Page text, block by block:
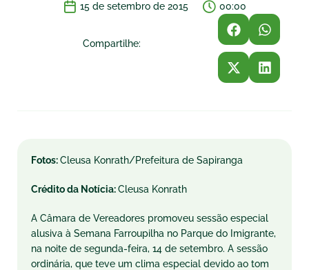
15 de setembro de 2015
00:00
Compartilhe:
Fotos:Cleusa Konrath/Prefeitura de Sapiranga
Crédito da Notícia:Cleusa Konrath
A Câmara de Vereadores promoveu sessão especial
alusiva à Semana Farroupilha no Parque do Imigrante,
na noite de segunda-feira, 14 de setembro. A sessão
ordinária, que teve um clima especial devido ao tom